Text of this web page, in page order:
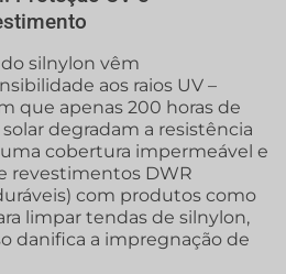
silnylon vêm
aos raios UV –
que apenas 200 horas de
degradam a resistência
cobertura impermeável e
revestimentos DWR
com produtos como
limpar tendas de silnylon,
danifica a impregnação de